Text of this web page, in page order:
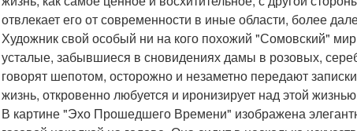
отвлекает его от современности в иные области, более
Художник свой особый ни на кого похожий "Сомовский"
усталые, забывшиеся в сновидениях дамы в розовых,
говорят шепотом, осторожно и незаметно передают
жизнь, откровенно любуется и иронизирует над этой
В картине "Эхо Прошедшего Времени" изображена